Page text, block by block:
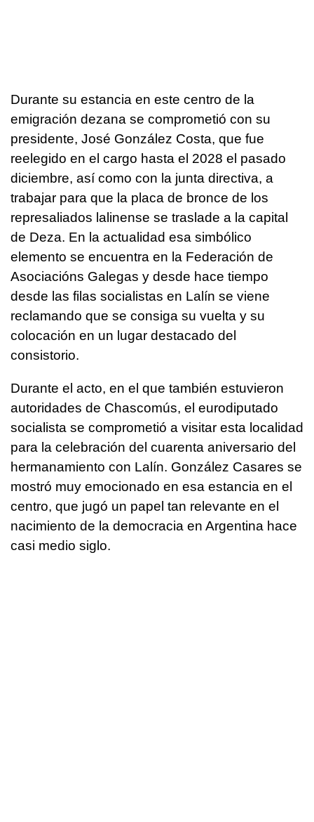
Durante su estancia en este centro de la
emigración dezana se comprometió con su
presidente, José González Costa, que fue
reelegido en el cargo hasta el 2028 el pasado
diciembre, así como con la junta directiva, a
trabajar para que la placa de bronce de los
represaliados lalinense se traslade a la capital
de Deza. En la actualidad esa simbólico
elemento se encuentra en la Federación de
Asociacións Galegas y desde hace tiempo
desde las filas socialistas en Lalín se viene
reclamando que se consiga su vuelta y su
colocación en un lugar destacado del
consistorio.
Durante el acto, en el que también estuvieron
autoridades de Chascomús, el eurodiputado
socialista se comprometió a visitar esta localidad
para la celebración del cuarenta aniversario del
hermanamiento con Lalín. González Casares se
mostró muy emocionado en esa estancia en el
centro, que jugó un papel tan relevante en el
nacimiento de la democracia en Argentina hace
casi medio siglo.